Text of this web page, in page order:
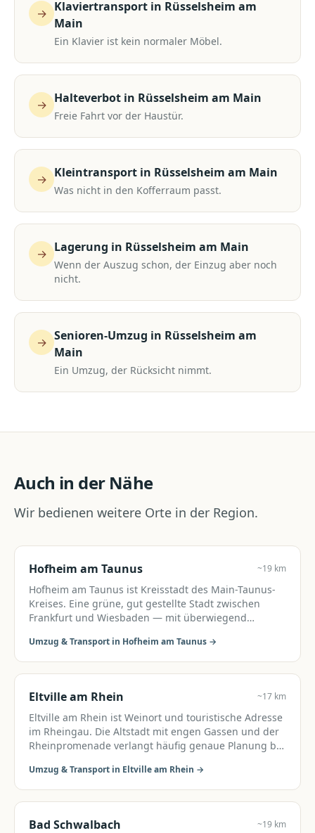
→ Klaviertransport in Rüsselsheim am
Main
Ein Klavier ist kein normaler Möbel.
→ Halteverbot in Rüsselsheim am Main
Freie Fahrt vor der Haustür.
→ Kleintransport in Rüsselsheim am Main
Was nicht in den Kofferraum passt.
→ Lagerung in Rüsselsheim am Main
Wenn der Auszug schon, der Einzug aber noch
nicht.
→ Senioren-Umzug in Rüsselsheim am
Main
Ein Umzug, der Rücksicht nimmt.
Auch in der Nähe
Wir bedienen weitere Orte in der Region.
Hofheim am Taunus ~19 km
Hofheim am Taunus ist Kreisstadt des Main-Taunus-
Kreises. Eine grüne, gut gestellte Stadt zwischen
Frankfurt und Wiesbaden — mit überwiegend
Umzug & Transport in Hofheim am Taunus →
Eltville am Rhein ~17 km
Eltville am Rhein ist Weinort und touristische Adresse
im Rheingau. Die Altstadt mit engen Gassen und der
Rheinpromenade verlangt häufig genaue Planung bei
Umzug & Transport in Eltville am Rhein →
Bad Schwalbach ~19 km